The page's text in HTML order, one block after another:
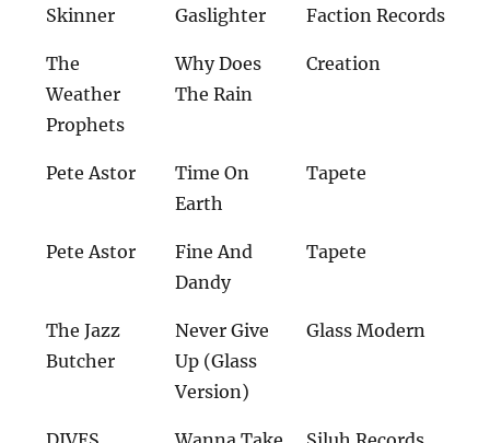
Skinner Gaslighter Faction Records
The
Weather
Prophets
Why Does
The Rain
Creation
Pete Astor
Time On
Earth
Tapete
Pete Astor
Fine And
Dandy
Tapete
The Jazz
Butcher
Never Give
Up (Glass
Version)
Glass Modern